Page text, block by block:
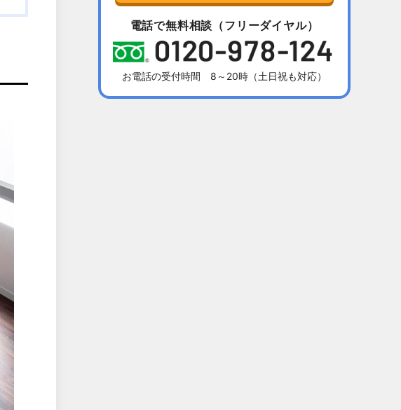
電話で無料相談（フリーダイヤル）
お電話の受付時間 8～20時（土日祝も対応）